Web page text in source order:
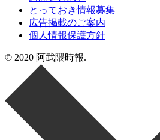
とっておき情報募集
広告掲載のご案内
個人情報保護方針
© 2020 阿武隈時報.